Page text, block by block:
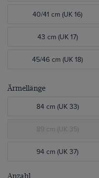
40/41 cm (UK 16)
43 cm (UK 17)
45/46 cm (UK 18)
Ärmellänge
84 cm (UK 33)
89 cm (UK 35)
94 cm (UK 37)
Anzahl